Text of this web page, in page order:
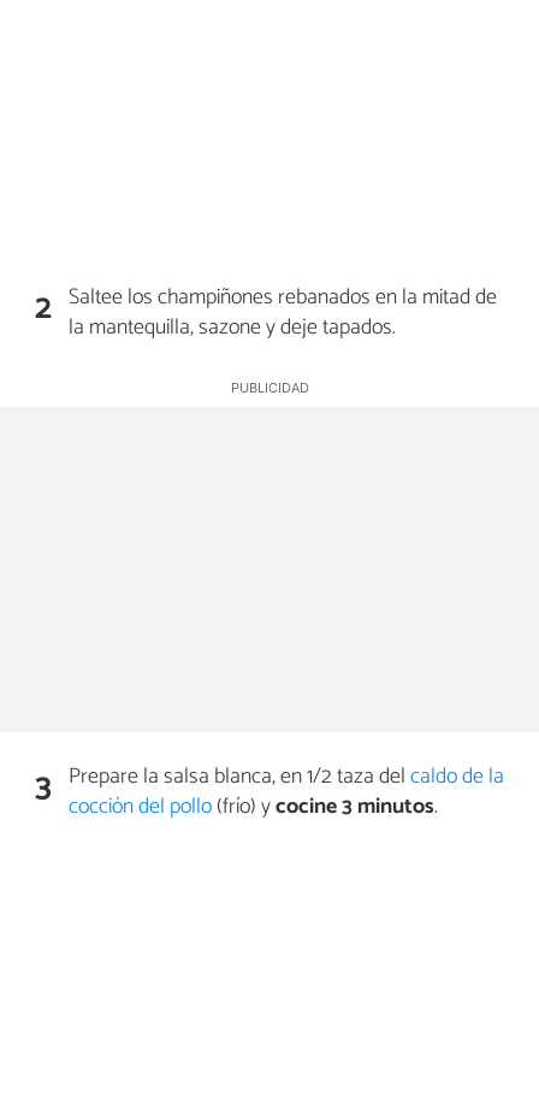
2 Saltee los champiñones rebanados en la mitad de
la mantequilla, sazone y deje tapados.
3 Prepare la salsa blanca, en 1/2 taza delcaldo de la
cocción del pollo(frío) ycocine 3 minutos.